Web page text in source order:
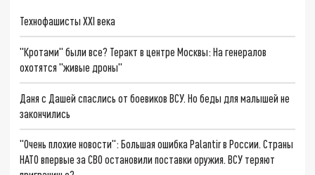
Технофашисты XXI века
"Кротами" были все? Теракт в центре Москвы: На генералов
охотятся "живые дроны"
Даня с Дашей спаслись от боевиков ВСУ. Но беды для малышей не
закончились
"Очень плохие новости": Большая ошибка Palantir в России. Страны
НАТО впервые за СВО остановили поставки оружия. ВСУ теряют